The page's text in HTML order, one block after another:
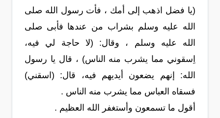
(يا فضل اذهب إلى أمك ، فأت رسول الله صلى
الله عليه وسلم بشراب من عندها فأبى صلى
الله عليه وسلم ، وقال: (لا حاجة لي فيه،
اِسقوني مما يشرب منه الناس) ، قال يا رسول
الله: إنهم يضعون أيديهم فيه، قال: (اسقني)
فسقاه العباس مما يشرب منه الناس .
أقول ما تسمعون وأستغفر الله العظيم .